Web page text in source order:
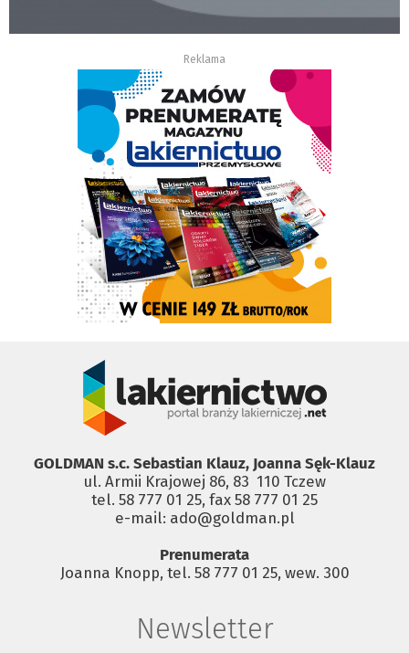
Reklama
GOLDMAN s.c. Sebastian Klauz, Joanna Sęk-Klauz
ul. Armii Krajowej 86, 83 ­ 110 Tczew
tel. 58 777 01 25, fax 58 777 01 25
e-mail: ado@goldman.pl
Prenumerata
Joanna Knopp, tel. 58 777 01 25, wew. 300
Newsletter